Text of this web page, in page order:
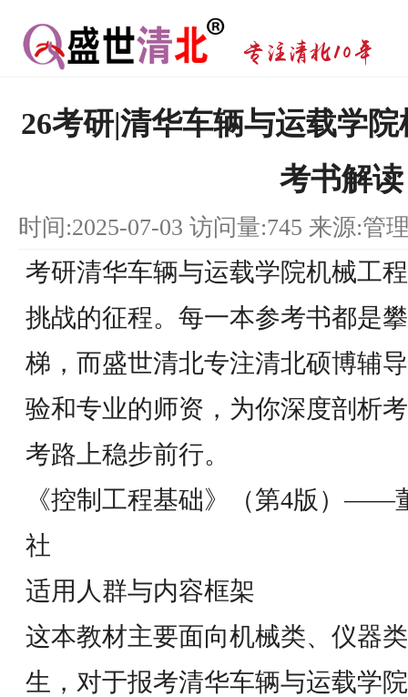
26考研|清华车辆与运载学
考书解读
时间:2025-07-03 访问量:745 来源:管
考研清华车辆与运载学院机械工
挑战的征程。每一本参考书都是
梯，而盛世清北专注清北硕博辅
验和专业的师资，为你深度剖析
考路上稳步前行。
《控制工程基础》（第4版）——
社
适用人群与内容框架
这本教材主要面向机械类、仪器
生，对于报考清华车辆与运载学